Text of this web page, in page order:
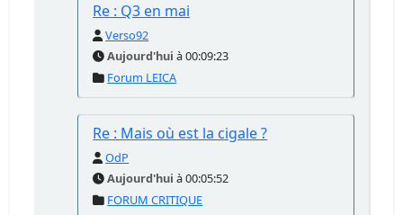
Re : Q3 en mai
Verso92
Aujourd'hui à 00:09:23
Forum LEICA
Re : Mais où est la cigale ?
OdP
Aujourd'hui à 00:05:52
FORUM CRITIQUE